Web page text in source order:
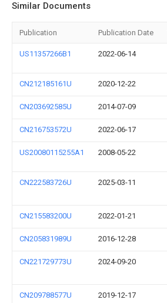
Similar Documents
Publication Publication Date
US11357266B1 2022-06-14
CN212185161U 2020-12-22
CN203692585U 2014-07-09
CN216753572U 2022-06-17
US20080115255A1 2008-05-22
CN222583726U 2025-03-11
CN215583200U 2022-01-21
CN205831989U 2016-12-28
CN221729773U 2024-09-20
CN209788577U 2019-12-17